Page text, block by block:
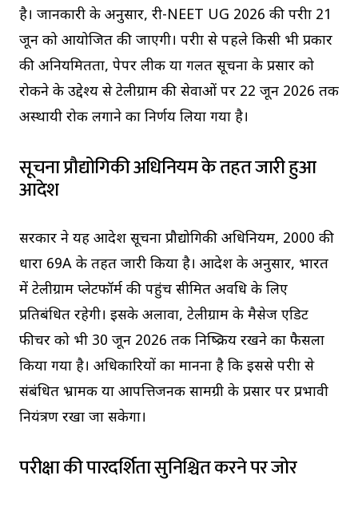
है। जानकारी के अनुसार, री-NEET UG 2026 की परीक्षा 21
जून को आयोजित की जाएगी। परीक्षा से पहले किसी भी प्रकार
की अनियमितता, पेपर लीक या गलत सूचना के प्रसार को
रोकने के उद्देश्य से टेलीग्राम की सेवाओं पर 22 जून 2026 तक
अस्थायी रोक लगाने का निर्णय लिया गया है।
सूचना प्रौद्योगिकी अधिनियम के तहत जारी हुआ
आदेश
सरकार ने यह आदेश सूचना प्रौद्योगिकी अधिनियम, 2000 की
धारा 69A के तहत जारी किया है। आदेश के अनुसार, भारत
में टेलीग्राम प्लेटफॉर्म की पहुंच सीमित अवधि के लिए
प्रतिबंधित रहेगी। इसके अलावा, टेलीग्राम के मैसेज एडिट
फीचर को भी 30 जून 2026 तक निष्क्रिय रखने का फैसला
किया गया है। अधिकारियों का मानना है कि इससे परीक्षा से
संबंधित भ्रामक या आपत्तिजनक सामग्री के प्रसार पर प्रभावी
नियंत्रण रखा जा सकेगा।
परीक्षा की पारदर्शिता सुनिश्चित करने पर जोर